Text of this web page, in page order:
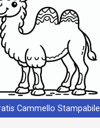
Cammello Stampabile